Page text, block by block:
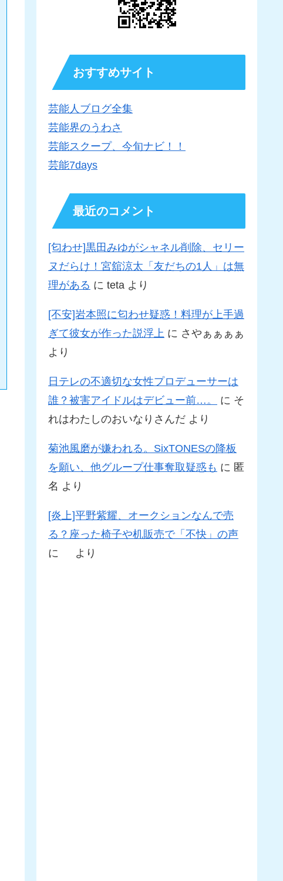
おすすめサイト
芸能人ブログ全集
芸能界のうわさ
芸能スクープ、今旬ナビ！！
芸能7days
最近のコメント
[匂わせ]黒田みゆがシャネル削除、セリー
ヌだらけ！宮舘涼太「友だちの1人」は無
理がある に teta より
[不安]岩本照に匂わせ疑惑！料理が上手過
ぎて彼女が作った説浮上 に さやぁぁぁぁ
より
日テレの不適切な女性プロデューサーは
誰？被害アイドルはデビュー前…。
に そ
れはわたしのおいなりさんだ より
菊池風磨が嫌われる。SixTONESの降板
を願い、他グループ仕事奪取疑惑も に 匿
名 より
[炎上]平野紫耀、オークションなんで売
る？座った椅子や机販売で「不快」の声
に
より